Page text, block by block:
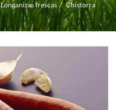
Longanizas frescas Chistorra